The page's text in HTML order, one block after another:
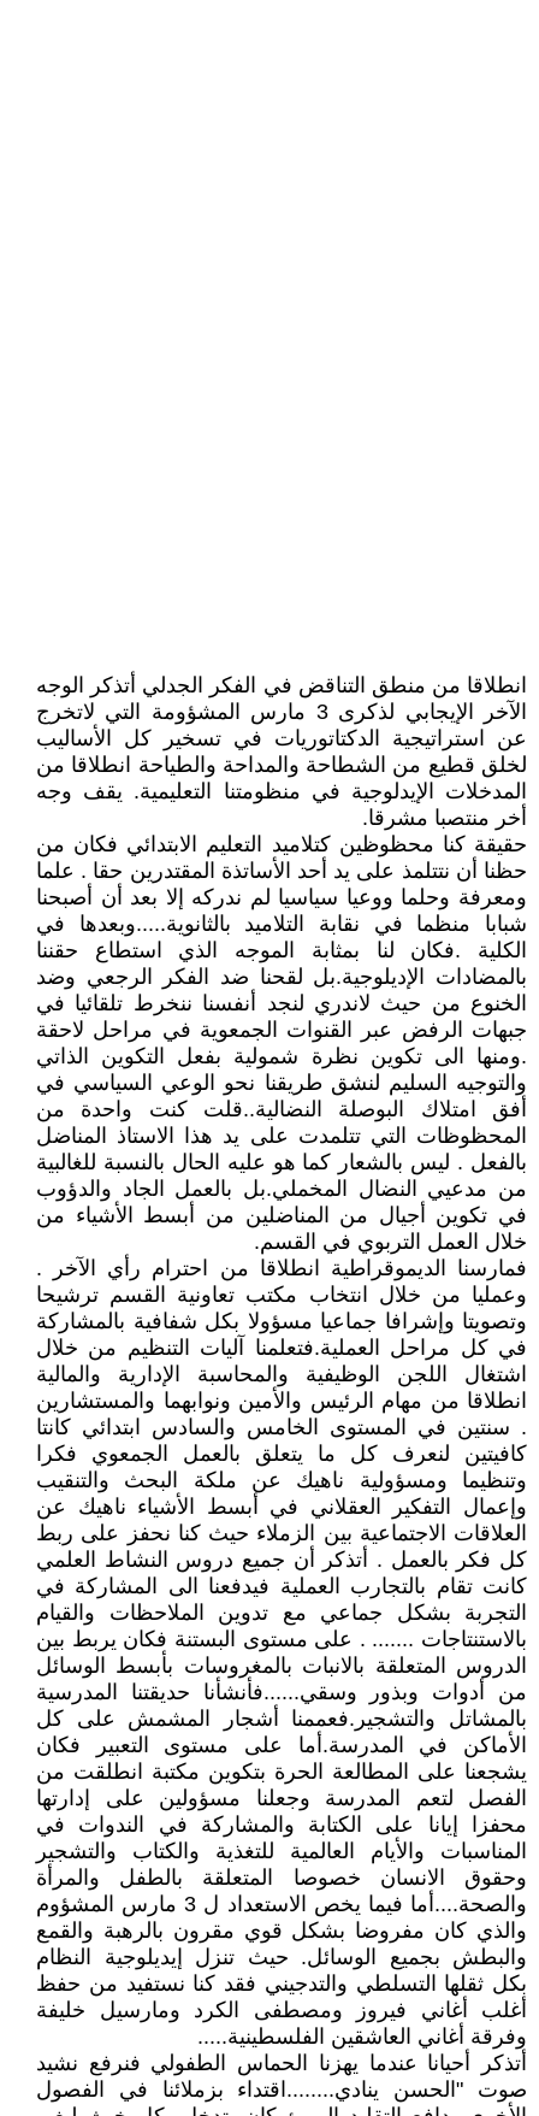
انطلاقا من منطق التناقض في الفكر الجدلي أتذكر الوجه
الآخر الإيجابي لذكرى 3 مارس المشؤومة التي لاتخرج
عن استراتيجية الدكتاتوريات في تسخير كل الأساليب
لخلق قطيع من الشطاحة والمداحة والطياحة انطلاقا من
المدخلات الإيدلوجية في منظومتنا التعليمية. يقف وجه
أخر منتصبا مشرقا.
حقيقة كنا محظوظين كتلاميد التعليم الابتدائي فكان من
حظنا أن نتتلمذ على يد أحد الأساتذة المقتدرين حقا . علما
ومعرفة وحلما ووعيا سياسيا لم ندركه إلا بعد أن أصبحنا
شبابا منظما في نقابة التلاميد بالثانوية.....وبعدها في
الكلية .فكان لنا بمثابة الموجه الذي استطاع حقننا
بالمضادات الإديلوجية.بل لقحنا ضد الفكر الرجعي وضد
الخنوع من حيث لاندري لنجد أنفسنا ننخرط تلقائيا في
جبهات الرفض عبر القنوات الجمعوية في مراحل لاحقة
.ومنها الى تكوين نظرة شمولية بفعل التكوين الذاتي
والتوجيه السليم لنشق طريقنا نحو الوعي السياسي في
أفق امتلاك البوصلة النضالية..قلت كنت واحدة من
المحظوظات التي تتلمدت على يد هذا الاستاذ المناضل
بالفعل . ليس بالشعار كما هو عليه الحال بالنسبة للغالبية
من مدعيي النضال المخملي.بل بالعمل الجاد والدؤوب
في تكوين أجيال من المناضلين من أبسط الأشياء من
خلال العمل التربوي في القسم.
فمارسنا الديموقراطية انطلاقا من احترام رأي الآخر .
وعمليا من خلال انتخاب مكتب تعاونية القسم ترشيحا
وتصويتا وإشرافا جماعيا مسؤولا بكل شفافية بالمشاركة
في كل مراحل العملية.فتعلمنا آليات التنظيم من خلال
اشتغال اللجن الوظيفية والمحاسبة الإدارية والمالية
انطلاقا من مهام الرئيس والأمين ونوابهما والمستشارين
. سنتين في المستوى الخامس والسادس ابتدائي كانتا
كافيتين لنعرف كل ما يتعلق بالعمل الجمعوي فكرا
وتنظيما ومسؤولية ناهيك عن ملكة البحث والتنقيب
وإعمال التفكير العقلاني في أبسط الأشياء ناهيك عن
العلاقات الاجتماعية بين الزملاء حيث كنا نحفز على ربط
كل فكر بالعمل . أتذكر أن جميع دروس النشاط العلمي
كانت تقام بالتجارب العملية فيدفعنا الى المشاركة في
التجربة بشكل جماعي مع تدوين الملاحظات والقيام
بالاستنتاجات ....... . على مستوى البستنة فكان يربط بين
الدروس المتعلقة بالانبات بالمغروسات بأبسط الوسائل
من أدوات وبذور وسقي......فأنشأنا حديقتنا المدرسية
بالمشاتل والتشجير.فعممنا أشجار المشمش على كل
الأماكن في المدرسة.أما على مستوى التعبير فكان
يشجعنا على المطالعة الحرة بتكوين مكتبة انطلقت من
الفصل لتعم المدرسة وجعلنا مسؤولين على إدارتها
محفزا إيانا على الكتابة والمشاركة في الندوات في
المناسبات والأيام العالمية للتغذية والكتاب والتشجير
وحقوق الانسان خصوصا المتعلقة بالطفل والمرأة
والصحة....أما فيما يخص الاستعداد ل 3 مارس المشؤوم
والذي كان مفروضا بشكل قوي مقرون بالرهبة والقمع
والبطش بجميع الوسائل. حيث تنزل إيديلوجية النظام
بكل ثقلها التسلطي والتدجيني فقد كنا نستفيد من حفظ
أغلب أغاني فيروز ومصطفى الكرد ومارسيل خليفة
وفرقة أغاني العاشقين الفلسطينية.....
أتذكر أحيانا عندما يهزنا الحماس الطفولي فنرفع نشيد
صوت "الحسن ينادي........اقتداء بزملائنا في الفصول